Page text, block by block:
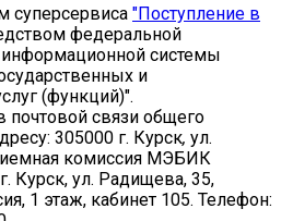
суперсервиса "Поступление в
федеральной
информационной системы
и
(функций)".
почтовой связи общего
305000 г. Курск, ул.
комиссия МЭБИК
Курск, ул. Радищева, 35,
1 этаж, кабинет 105. Телефон: